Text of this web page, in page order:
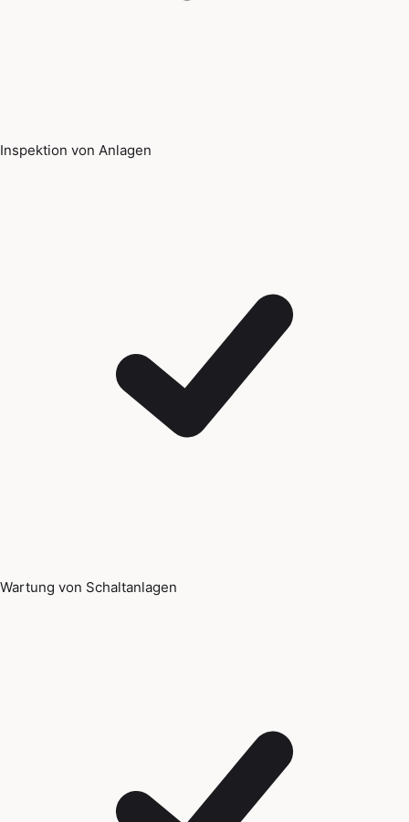
Inspektion von Anlagen
Wartung von Schaltanlagen